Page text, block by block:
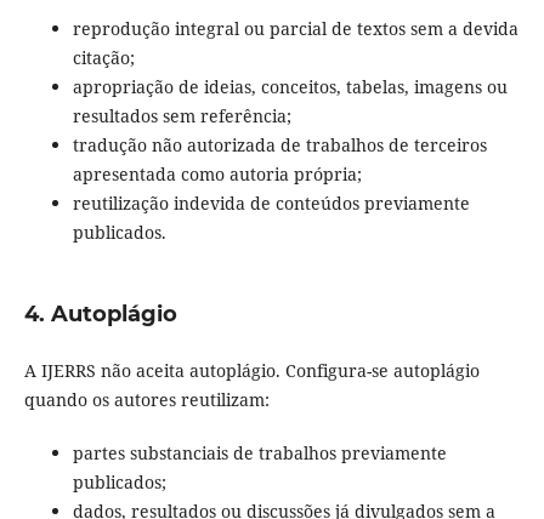
reprodução integral ou parcial de textos sem a devida
citação;
apropriação de ideias, conceitos, tabelas, imagens ou
resultados sem referência;
tradução não autorizada de trabalhos de terceiros
apresentada como autoria própria;
reutilização indevida de conteúdos previamente
publicados.
4. Autoplágio
A IJERRS não aceita autoplágio. Configura-se autoplágio
quando os autores reutilizam:
partes substanciais de trabalhos previamente
publicados;
dados, resultados ou discussões já divulgados sem a